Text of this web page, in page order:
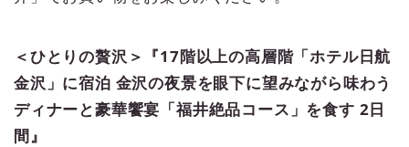
＜ひとりの贅沢＞『17階以上の高層階「ホテル日航
金沢」に宿泊 金沢の夜景を眼下に望みながら味わう
ディナーと豪華饗宴「福井絶品コース」を食す 2日
間』